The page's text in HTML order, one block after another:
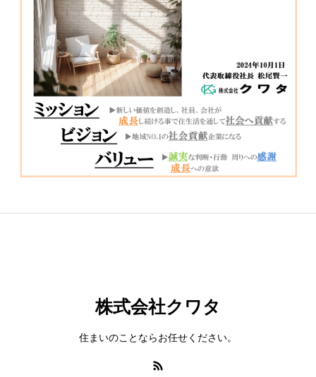
株式会社クワタ
住まいのことならお任せください。